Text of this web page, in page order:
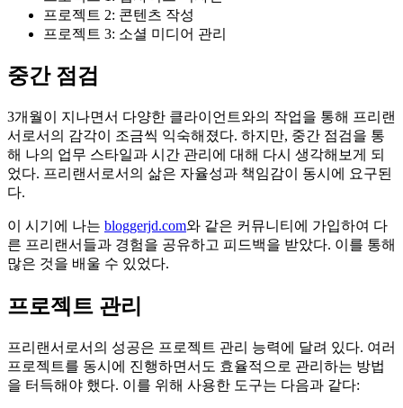
프로젝트 2: 콘텐츠 작성
프로젝트 3: 소셜 미디어 관리
중간 점검
3개월이 지나면서 다양한 클라이언트와의 작업을 통해 프리랜
서로서의 감각이 조금씩 익숙해졌다. 하지만, 중간 점검을 통
해 나의 업무 스타일과 시간 관리에 대해 다시 생각해보게 되
었다. 프리랜서로서의 삶은 자율성과 책임감이 동시에 요구된
다.
이 시기에 나는 bloggerjd.com와 같은 커뮤니티에 가입하여 다
른 프리랜서들과 경험을 공유하고 피드백을 받았다. 이를 통해
많은 것을 배울 수 있었다.
프로젝트 관리
프리랜서로서의 성공은 프로젝트 관리 능력에 달려 있다. 여러
프로젝트를 동시에 진행하면서도 효율적으로 관리하는 방법
을 터득해야 했다. 이를 위해 사용한 도구는 다음과 같다: